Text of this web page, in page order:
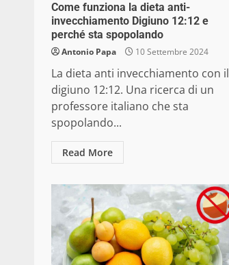
Come funziona la dieta anti-
invecchiamento Digiuno 12:12 e
perché sta spopolando
Antonio Papa 10 Settembre 2024
La dieta anti invecchiamento con il
digiuno 12:12. Una ricerca di un
professore italiano che sta
spopolando...
Read More